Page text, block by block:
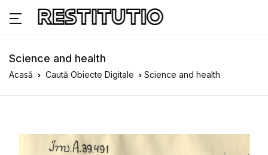
Science and health
Acasă Caută Obiecte Digitale Science and health